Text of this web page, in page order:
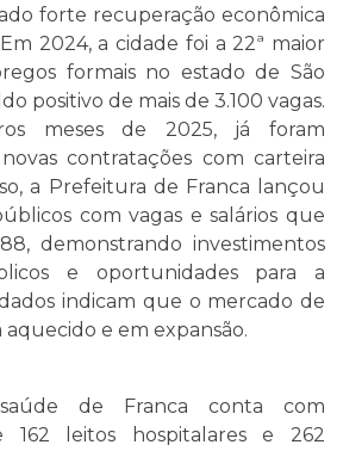
forte recuperação econômica
2024, a cidade foi a 22ª maior
formais no estado de São
positivo de mais de 3.100 vagas.
meses de 2025, já foram
contratações com carteira
a Prefeitura de Franca lançou
com vagas e salários que
demonstrando investimentos
e oportunidades para a
indicam que o mercado de
e em expansão.
de Franca conta com
162 leitos hospitalares e 262